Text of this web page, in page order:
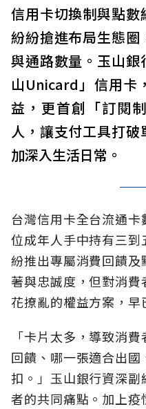
信用卡切換制與點
紛紛搶進布局生態
與通路數量。玉山
山Unicard」信用卡
益，更首創「訂閱
人，讓支付工具打
加深入生活日常。
台灣信用卡全台流通
位成年人手中持有三
紛推出專屬消費回饋
著與忠誠度，但對消
花撩亂的權益方案，早
「卡片太多，導致消
回饋、哪一張適合出
扣。」玉山銀行資深
者的共同痛點。加上疫